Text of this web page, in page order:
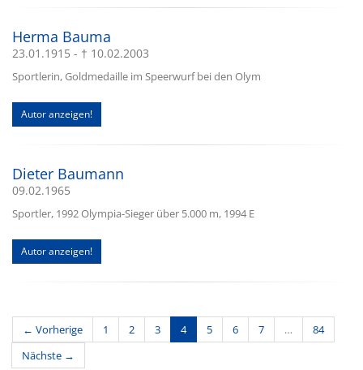
Herma Bauma
23.01.1915 - † 10.02.2003
Sportlerin, Goldmedaille im Speerwurf bei den Olym
Autor anzeigen!
Dieter Baumann
09.02.1965
Sportler, 1992 Olympia-Sieger über 5.000 m, 1994 E
Autor anzeigen!
← Vorherige 1 2 3 4(current)
5 6 7 …
84
Nächste →